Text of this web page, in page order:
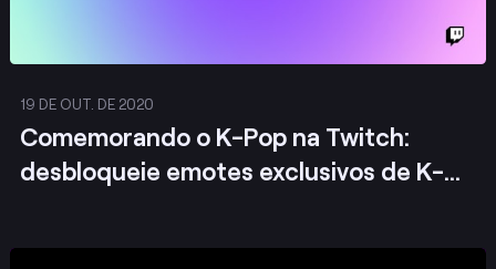
19 DE OUT. DE 2020
Comemorando o K-Pop na Twitch:
desbloqueie emotes exclusivos de K-